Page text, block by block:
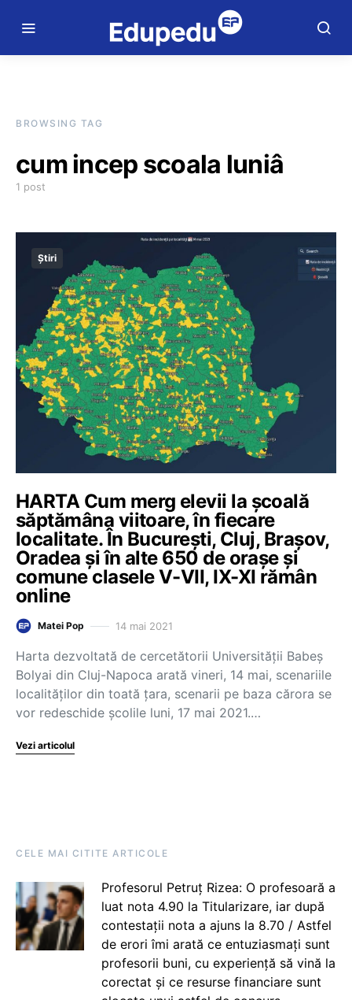
BROWSING TAG
cum incep scoala luniâ
1 post
Știri
HARTA Cum merg elevii la școală
săptămâna viitoare, în fiecare
localitate. În București, Cluj, Brașov,
Oradea și în alte 650 de orașe și
comune clasele V-VII, IX-XI rămân
online
Matei Pop 14 mai 2021
Harta dezvoltată de cercetătorii Universității Babeș
Bolyai din Cluj-Napoca arată vineri, 14 mai, scenariile
localităților din toată țara, scenarii pe baza cărora se
vor redeschide școlile luni, 17 mai 2021.…
Vezi articolul
CELE MAI CITITE ARTICOLE
Profesorul Petruț Rizea: O profesoară a
luat nota 4.90 la Titularizare, iar după
contestații nota a ajuns la 8.70 / Astfel
de erori îmi arată ce entuziasmați sunt
profesorii buni, cu experiență să vină la
corectat și ce resurse financiare sunt